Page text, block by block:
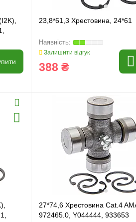
23,8*61,3 Хрестовина, 24*61
Залишити відгук
388 ₴
27*74,6 Хрестовина Cat.4
972465.0, Y044444, 933653